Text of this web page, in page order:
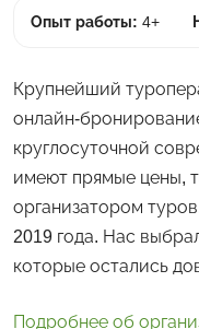
Опыт работы: 4+
Крупнейший
онлайн-
круглосуточной
имеют прямые цены,
организатором
2019 года. Нас
которые остались
Подробнее об